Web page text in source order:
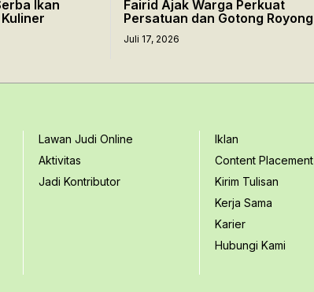
Ikan
Fairid Ajak Warga Perkuat
Persatuan dan Gotong Royong
Juli 17, 2026
Lawan Judi Online
Aktivitas
Jadi Kontributor
Iklan
Content Placement
Kirim Tulisan
Kerja Sama
Karier
Hubungi Kami